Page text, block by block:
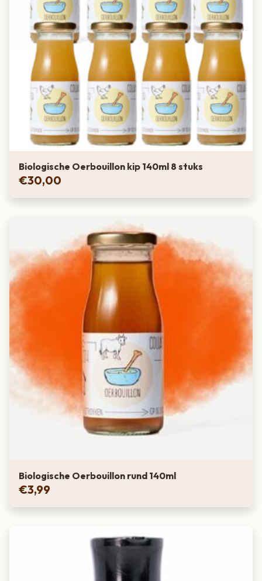
Biologische Oerbouillon kip 140ml 8 stuks
€30,00
Biologische Oerbouillon rund 140ml
€3,99